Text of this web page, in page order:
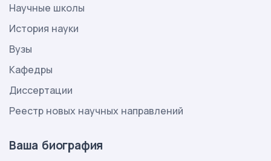
Научные школы
История науки
Вузы
Кафедры
Диссертации
Реестр новых научных направлений
Ваша биография